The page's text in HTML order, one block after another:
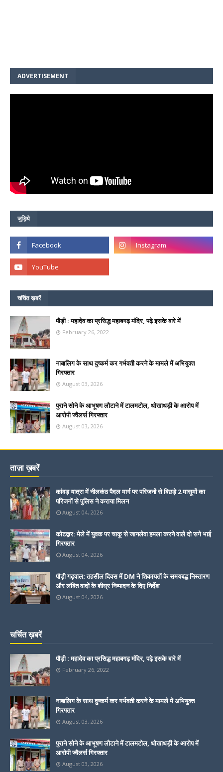
ADVERTISEMENT
जुड़िये
चर्चित ख़बरें
पौड़ी : महादेव का प्रसिद्ध महाबगढ़ मंदिर, पढ़े इसके बारे में
February 26, 2022
नाबालिग के साथ दुष्कर्म कर गर्भवती करने के मामले में अभियुक्त
गिरफ्तार
August 03, 2026
पुराने सोने के आभूषण लौटाने में टालमटोल, धोखाधड़ी के आरोप में
आरोपी ज्वैलर्स गिरफ्तार
August 03, 2026
ताज़ा ख़बरें
कांवड़ यात्रा में नीलकंठ पैदल मार्ग पर परिजनों से बिछड़े 2 मासूमों का
परिजनों से पुलिस ने कराया मिलन
August 04, 2026
कोटद्वार: मेले में युवक पर चाकू से जानलेवा हमला करने वाले दो सगे भाई
गिरफ्तार
August 04, 2026
पौड़ी गढ़वाल: तहसील दिवस में DM ने शिकायतों के समयबद्ध निस्तारण
और लंबित वादों के शीघ्र निष्पादन के दिए निर्देश
August 04, 2026
चर्चित ख़बरें
पौड़ी : महादेव का प्रसिद्ध महाबगढ़ मंदिर, पढ़े इसके बारे में
February 26, 2022
नाबालिग के साथ दुष्कर्म कर गर्भवती करने के मामले में अभियुक्त
गिरफ्तार
August 03, 2026
पुराने सोने के आभूषण लौटाने में टालमटोल, धोखाधड़ी के आरोप में
आरोपी ज्वैलर्स गिरफ्तार
August 03, 2026